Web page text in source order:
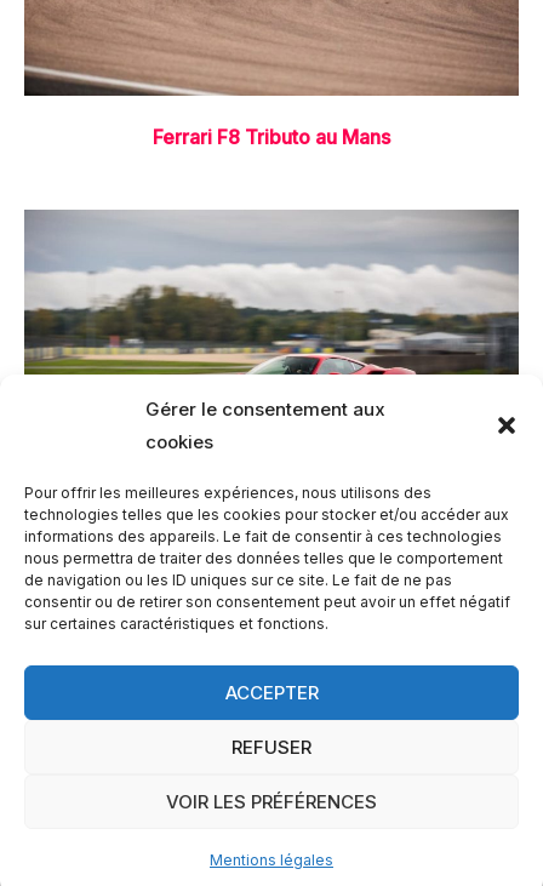
Gérer le consentement aux
cookies
Pour offrir les meilleures expériences, nous utilisons des
technologies telles que les cookies pour stocker et/ou accéder aux
informations des appareils. Le fait de consentir à ces technologies
nous permettra de traiter des données telles que le comportement
de navigation ou les ID uniques sur ce site. Le fait de ne pas
consentir ou de retirer son consentement peut avoir un effet négatif
sur certaines caractéristiques et fonctions.
ACCEPTER
REFUSER
VOIR LES PRÉFÉRENCES
Mentions légales
Ferrari F8 Tributo au Mans
Ferrari 488 GTB au Mans
Copyright © 2026 SuperCar
Propulsé par SuperCar